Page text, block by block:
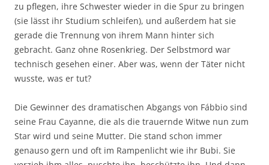
zu pflegen, ihre Schwester wieder in die Spur zu bringen
(sie lässt ihr Studium schleifen), und außerdem hat sie
gerade die Trennung von ihrem Mann hinter sich
gebracht. Ganz ohne Rosenkrieg. Der Selbstmord war
technisch gesehen einer. Aber was, wenn der Täter nicht
wusste, was er tut?
Die Gewinner des dramatischen Abgangs von Fábbio sind
seine Frau Cayanne, die als die trauernde Witwe nun zum
Star wird und seine Mutter. Die stand schon immer
genauso gern und oft im Rampenlicht wie ihr Bubi. Sie